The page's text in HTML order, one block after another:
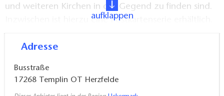
und weiteren Kirchen in der Gegend zu finden sind.
Inzwischen ist hierzu eine Postkartenserie erhältlich.
Im Jahr 2011 konnte endlich auch die Orgel
den Berliner Albert Lang erbaut. Die Orgelwerkstatt
aufklappen
Adresse
Busstraße
17268 Templin OT Herzfelde